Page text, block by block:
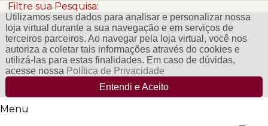
Filtre sua Pesquisa:
Utilizamos seus dados para analisar e personalizar nossa
loja virtual durante a sua navegação e em serviços de
terceiros parceiros. Ao navegar pela loja virtual, você nos
autoriza a coletar tais informações através do cookies e
utilizá-las para estas finalidades. Em caso de dúvidas,
acesse nossa Política de Privacidade
Entendi e Aceito
Menu